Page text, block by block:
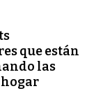
que están
las